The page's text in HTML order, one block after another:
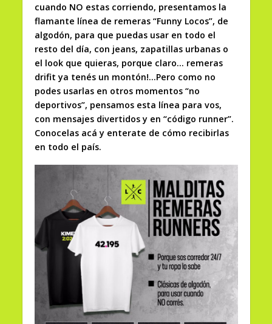
cuando NO estas corriendo, presentamos la
flamante línea de remeras “Funny Locos”, de
algodón, para que puedas usar en todo el
resto del día, con jeans, zapatillas urbanas o
el look que quieras, porque claro… remeras
drifit ya tenés un montón!…Pero como no
podes usarlas en otros momentos “no
deportivos”, pensamos esta línea para vos,
con mensajes divertidos y en “código runner”.
Conocelas acá y enterate de cómo recibirlas
en todo el país.